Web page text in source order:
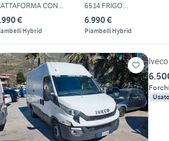
CON
€
Hybrid
65.14 FRIGO
PANINOTECA
6.990 €
Piambelli Hybrid
Usato